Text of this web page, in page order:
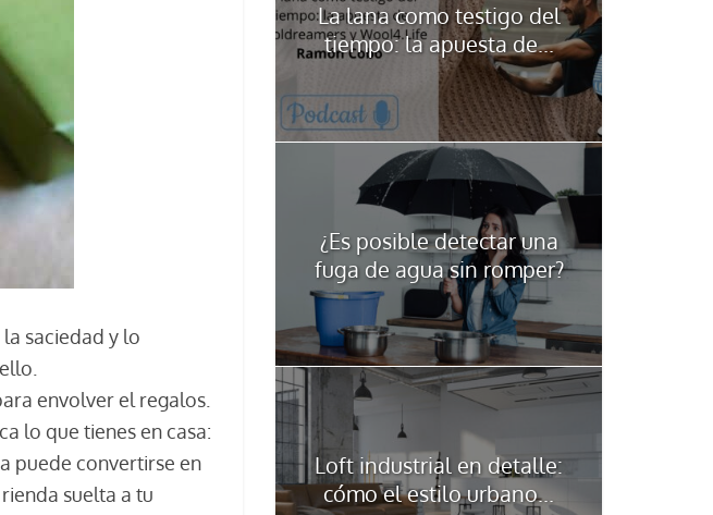
saciedad y lo
envolver el regalos.
lo que tienes en casa:
puede convertirse en
suelta a tu
La lana como testigo del
tiempo: la apuesta de...
¿Es posible detectar una
fuga de agua sin romper?
Loft industrial en detalle:
cómo el estilo urbano...